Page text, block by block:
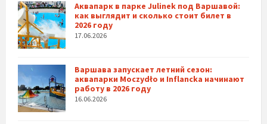
Аквапарк в парке Julinek под Варшавой:
как выглядит и сколько стоит билет в
2026 году
17.06.2026
Варшава запускает летний сезон:
аквапарки Moczydło и Inflancka начинают
работу в 2026 году
16.06.2026